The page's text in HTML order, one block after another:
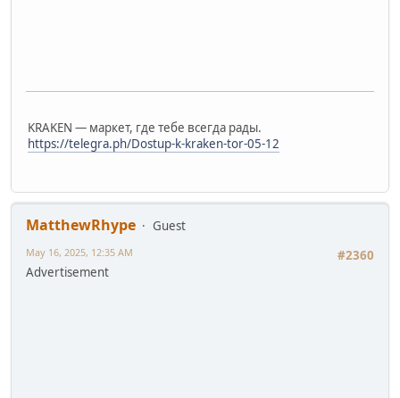
KRAKEN — маркет, где тебе всегда рады.
https://telegra.ph/Dostup-k-kraken-tor-05-12
MatthewRhype
Guest
#2360
May 16, 2025, 12:35 AM
Advertisement